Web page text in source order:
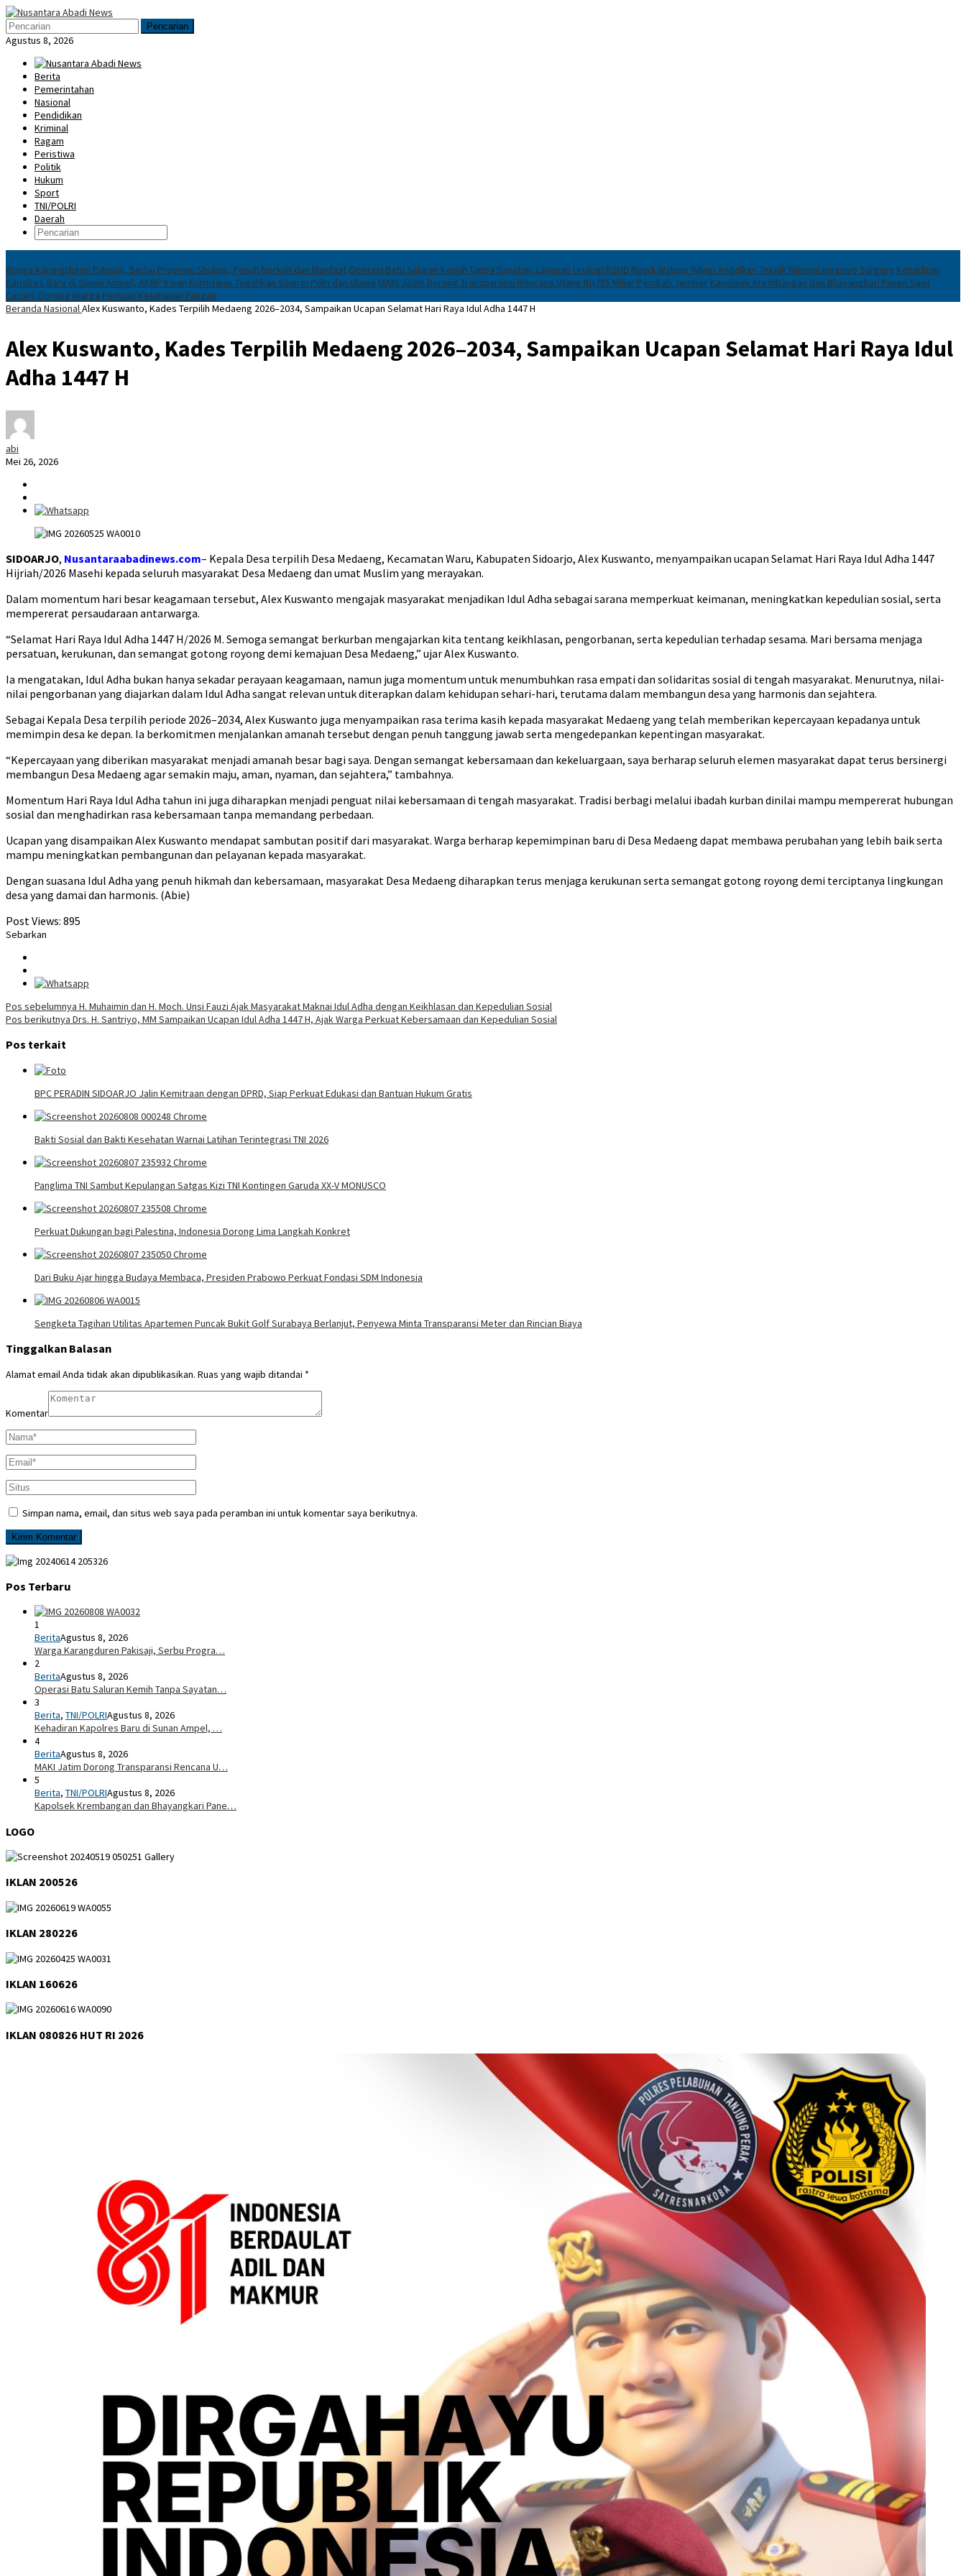
Loncat
ke
konten
Menu
Mobile
Pencarian
Agustus 8, 2026
Berita
Pemerintahan
Nasional
Pendidikan
Kriminal
Ragam
Peristiwa
Politik
Hukum
Sport
TNI/POLRI
Daerah
Warga Karangduren Pakisaji, Serbu Program Shuling, Penuh berkah dan Manfaat Operasi Batu Saluran Kemih Tanpa Sayatan, Layanan Urologi RSUD Ngudi Waluyo Wlingi Andalkan Teknik Minimal Invasive Surgery Kehadiran
Kapolres Baru di Sunan Ampel, AKBP Irwan Kurniawan Teguhkan Sinergi Polri dan Ulama MAKI Jatim Dorong Transparansi Rencana Utang Rp785 Miliar Pemkab Jember Kapolsek Krembangan dan Bhayangkari Panen Sawi
Caisim, Dorong Warga Perkuat Ketahanan Pangan
Beranda NasionalAlex Kuswanto, Kades Terpilih Medaeng 2026–2034, Sampaikan Ucapan Selamat Hari Raya Idul Adha 1447 H
Alex Kuswanto, Kades Terpilih Medaeng 2026–2034, Sampaikan Ucapan Selamat Hari Raya Idul
Adha 1447 H
abi
Mei 26, 2026
SIDOARJO, Nusantaraabadinews.com– Kepala Desa terpilih Desa Medaeng, Kecamatan Waru, Kabupaten Sidoarjo, Alex Kuswanto, menyampaikan ucapan Selamat Hari Raya Idul Adha 1447
Hijriah/2026 Masehi kepada seluruh masyarakat Desa Medaeng dan umat Muslim yang merayakan.
Dalam momentum hari besar keagamaan tersebut, Alex Kuswanto mengajak masyarakat menjadikan Idul Adha sebagai sarana memperkuat keimanan, meningkatkan kepedulian sosial, serta
mempererat persaudaraan antarwarga.
“Selamat Hari Raya Idul Adha 1447 H/2026 M. Semoga semangat berkurban mengajarkan kita tentang keikhlasan, pengorbanan, serta kepedulian terhadap sesama. Mari bersama menjaga
persatuan, kerukunan, dan semangat gotong royong demi kemajuan Desa Medaeng,” ujar Alex Kuswanto.
Ia mengatakan, Idul Adha bukan hanya sekadar perayaan keagamaan, namun juga momentum untuk menumbuhkan rasa empati dan solidaritas sosial di tengah masyarakat. Menurutnya, nilai-
nilai pengorbanan yang diajarkan dalam Idul Adha sangat relevan untuk diterapkan dalam kehidupan sehari-hari, terutama dalam membangun desa yang harmonis dan sejahtera.
Sebagai Kepala Desa terpilih periode 2026–2034, Alex Kuswanto juga menyampaikan rasa terima kasih kepada masyarakat Medaeng yang telah memberikan kepercayaan kepadanya untuk
memimpin desa ke depan. Ia berkomitmen menjalankan amanah tersebut dengan penuh tanggung jawab serta mengedepankan kepentingan masyarakat.
“Kepercayaan yang diberikan masyarakat menjadi amanah besar bagi saya. Dengan semangat kebersamaan dan kekeluargaan, saya berharap seluruh elemen masyarakat dapat terus bersinergi
membangun Desa Medaeng agar semakin maju, aman, nyaman, dan sejahtera,” tambahnya.
Momentum Hari Raya Idul Adha tahun ini juga diharapkan menjadi penguat nilai kebersamaan di tengah masyarakat. Tradisi berbagi melalui ibadah kurban dinilai mampu mempererat hubungan
sosial dan menghadirkan rasa kebersamaan tanpa memandang perbedaan.
Ucapan yang disampaikan Alex Kuswanto mendapat sambutan positif dari masyarakat. Warga berharap kepemimpinan baru di Desa Medaeng dapat membawa perubahan yang lebih baik serta
mampu meningkatkan pembangunan dan pelayanan kepada masyarakat.
Dengan suasana Idul Adha yang penuh hikmah dan kebersamaan, masyarakat Desa Medaeng diharapkan terus menjaga kerukunan serta semangat gotong royong demi terciptanya lingkungan
desa yang damai dan harmonis. (Abie)
Post Views: 895
Sebarkan
Navigasi
pos
Pos sebelumnya H. Muhaimin dan H. Moch. Unsi Fauzi Ajak Masyarakat Maknai Idul Adha dengan Keikhlasan dan Kepedulian Sosial
Pos berikutnya Drs. H. Santriyo, MM Sampaikan Ucapan Idul Adha 1447 H, Ajak Warga Perkuat Kebersamaan dan Kepedulian Sosial
Pos terkait
BPC PERADIN SIDOARJO Jalin Kemitraan dengan DPRD, Siap Perkuat Edukasi dan Bantuan Hukum Gratis
Bakti Sosial dan Bakti Kesehatan Warnai Latihan Terintegrasi TNI 2026
Panglima TNI Sambut Kepulangan Satgas Kizi TNI Kontingen Garuda XX-V MONUSCO
Perkuat Dukungan bagi Palestina, Indonesia Dorong Lima Langkah Konkret
Dari Buku Ajar hingga Budaya Membaca, Presiden Prabowo Perkuat Fondasi SDM Indonesia
Sengketa Tagihan Utilitas Apartemen Puncak Bukit Golf Surabaya Berlanjut, Penyewa Minta Transparansi Meter dan Rincian Biaya
Tinggalkan Balasan
Alamat email Anda tidak akan dipublikasikan. Ruas yang wajib ditandai *
Komentar
Simpan nama, email, dan situs web saya pada peramban ini untuk komentar saya berikutnya.
Pos Terbaru
1
BeritaAgustus 8, 2026
Warga Karangduren Pakisaji, Serbu Progra…
2
BeritaAgustus 8, 2026
Operasi Batu Saluran Kemih Tanpa Sayatan…
3
Berita, TNI/POLRIAgustus 8, 2026
Kehadiran Kapolres Baru di Sunan Ampel, …
4
BeritaAgustus 8, 2026
MAKI Jatim Dorong Transparansi Rencana U…
5
Berita, TNI/POLRIAgustus 8, 2026
Kapolsek Krembangan dan Bhayangkari Pane…
LOGO
IKLAN 200526
IKLAN 280226
IKLAN 160626
IKLAN 080826 HUT RI 2026